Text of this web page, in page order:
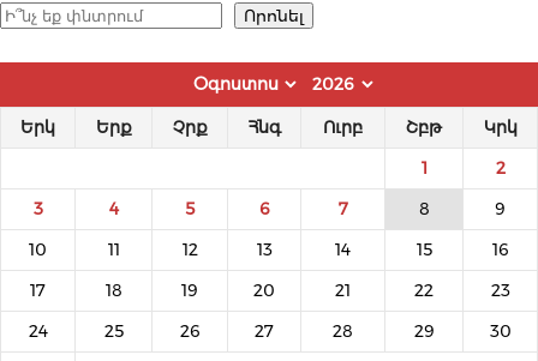
Որոնել Որոնել
Երկ Երք Չրք Հնգ Ուրբ Շբթ Կրկ
1 2
3 4 5 6 7 8 9
10 11 12 13 14 15 16
17 18 19 20 21 22 23
24 25 26 27 28 29 30